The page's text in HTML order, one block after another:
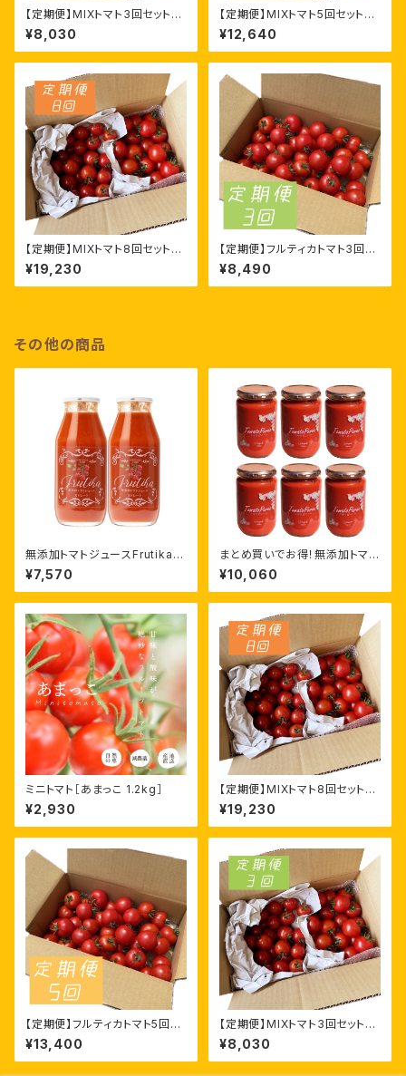
【定期便】MIXトマト3回セット
［あまっこ×フルティカ1.4kg］
¥8,030
【定期便】MIXトマト5回セット
［あまっこ×フルティカ1.4kg］
¥12,640
【定期便】MIXトマト8回セット
［あまっこ×フルティカ1.4kg］
¥19,230
【定期便】フルティカトマト3回セ
ット［フルティカ1.6kg］
¥8,490
その他の商品
無添加トマトジュースFrutika10
0%［180ml ×12本］
¥7,570
まとめ買いでお得！無添加トマト
ピューレ［ 320g×6個］
¥10,060
ミニトマト［あまっこ 1.2kg］
¥2,930
【定期便】MIXトマト8回セット
［あまっこ×フルティカ1.4kg］
¥19,230
【定期便】フルティカトマト5回セ
ット［フルティカ1.6kg］
¥13,400
【定期便】MIXトマト3回セット
［あまっこ×フルティカ1.4kg］
¥8,030